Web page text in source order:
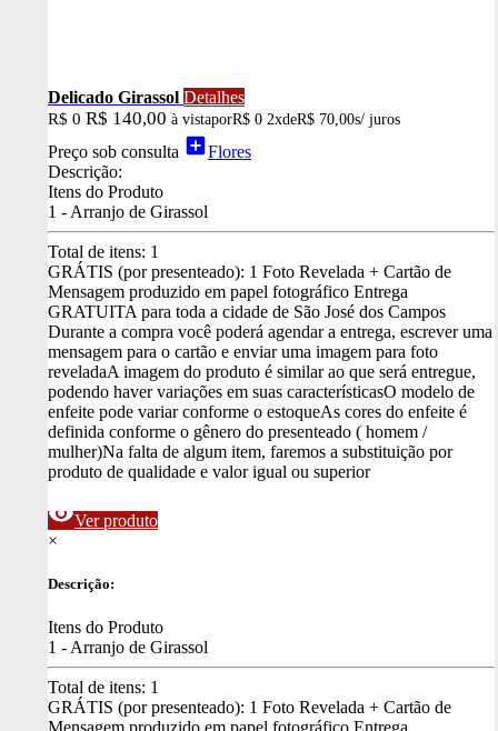
Delicado Girassol Detalhes
R$ 0 R$ 140,00 à vistaporR$ 0 2xdeR$ 70,00s/ juros
Preço sob consulta add_boxFlores
Descrição:
Itens do Produto
1 - Arranjo de Girassol
Total de itens: 1
GRÁTIS (por presenteado): 1 Foto Revelada + Cartão de
Mensagem produzido em papel fotográfico Entrega
GRATUITA para toda a cidade de São José dos Campos
Durante a compra você poderá agendar a entrega, escrever uma
mensagem para o cartão e enviar uma imagem para foto
reveladaA imagem do produto é similar ao que será entregue,
podendo haver variações em suas característicasO modelo de
enfeite pode variar conforme o estoqueAs cores do enfeite é
definida conforme o gênero do presenteado ( homem /
mulher)Na falta de algum item, faremos a substituição por
produto de qualidade e valor igual ou superior
visibilityVer produto
×
Descrição:
Itens do Produto
1 - Arranjo de Girassol
Total de itens: 1
GRÁTIS (por presenteado): 1 Foto Revelada + Cartão de